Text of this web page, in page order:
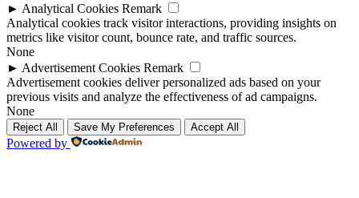
► Analytical Cookies Remark
Analytical cookies track visitor interactions, providing insights on
metrics like visitor count, bounce rate, and traffic sources.
None
► Advertisement Cookies Remark
Advertisement cookies deliver personalized ads based on your
previous visits and analyze the effectiveness of ad campaigns.
None
Reject All Save My Preferences Accept All
Powered by